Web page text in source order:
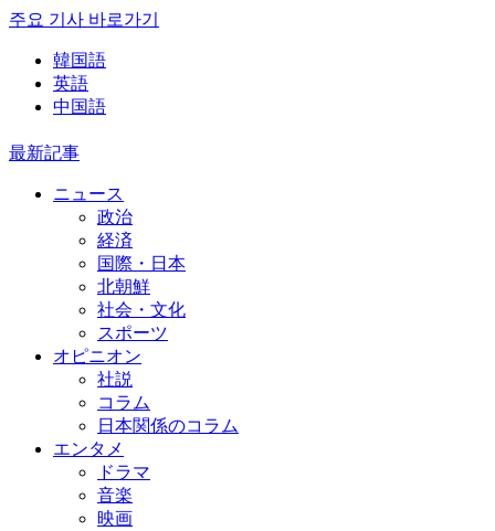
주요 기사 바로가기
韓国語
英語
中国語
最新記事
ニュース
政治
経済
国際・日本
北朝鮮
社会・文化
スポーツ
オピニオン
社説
コラム
日本関係のコラム
エンタメ
ドラマ
音楽
映画